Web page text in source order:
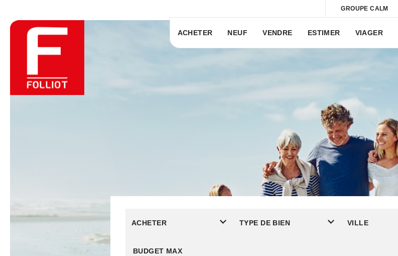
GROUPE CALM
ACHETER NEUF VENDRE ESTIMER VIAGER
ACHETER TYPE DE BIEN VILLE